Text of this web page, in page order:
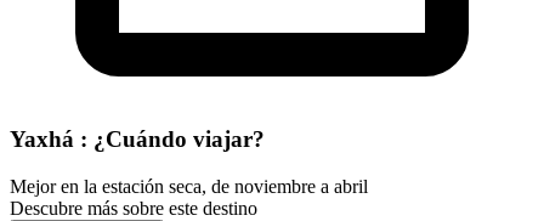
Yaxhá : ¿Cuándo viajar?
Mejor en la estación seca, de noviembre a abril
Descubre más sobre este destino